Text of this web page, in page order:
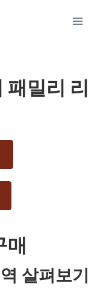
패밀리 리
매
살펴보기